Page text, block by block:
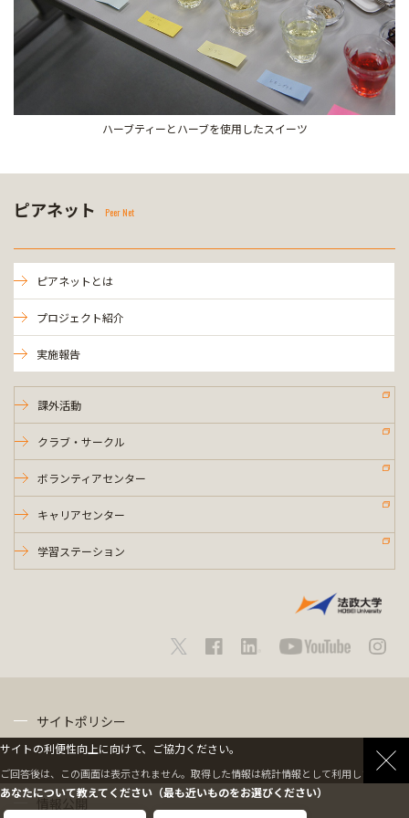
ハーブティーとハーブを使用したスイーツ
ピアネット Peer Net
ピアネットとは
プロジェクト紹介
実施報告
課外活動
クラブ・サークル
ボランティアセンター
キャリアセンター
学習ステーション
サイトポリシー
情報公開
サイトの利便性向上に向けて、ご協力ください。
ご回答後は、この画面は表示されません。取得した情報は統計情報として利用します。
あなたについて教えてください（最も近いものをお選びください）